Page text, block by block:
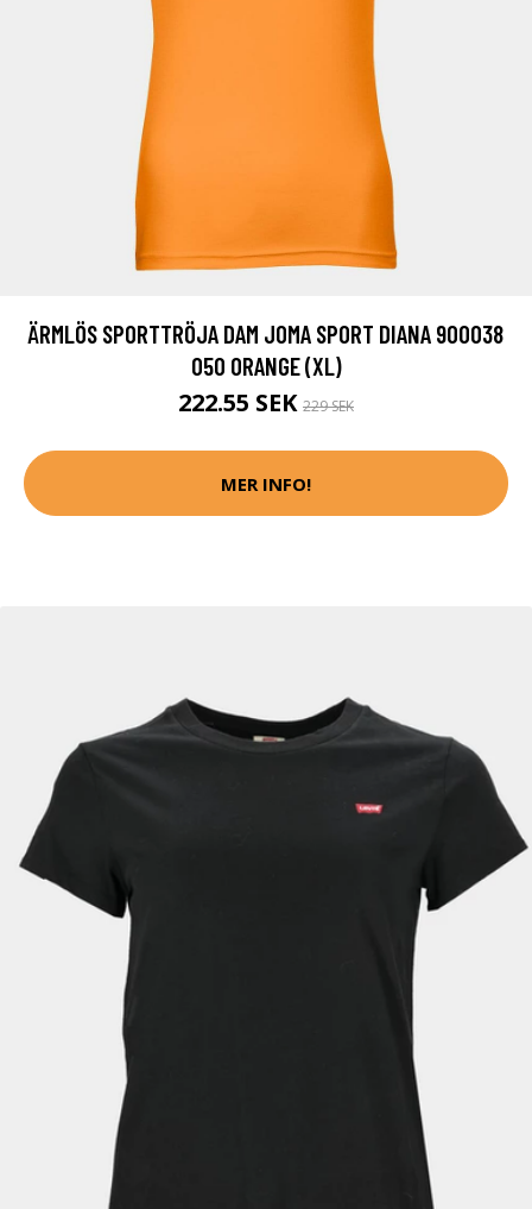
ÄRMLÖS SPORTTRÖJA DAM JOMA SPORT DIANA 900038
050 ORANGE (XL)
222.55 SEK 229 SEK
MER INFO!